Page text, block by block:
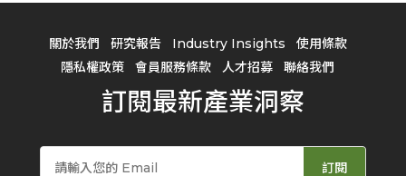
關於我們 研究報告 Industry Insights
使用條款
隱私權政策
會員服務條款 人才招募 聯絡我們
訂閱最新產業洞察
訂閱